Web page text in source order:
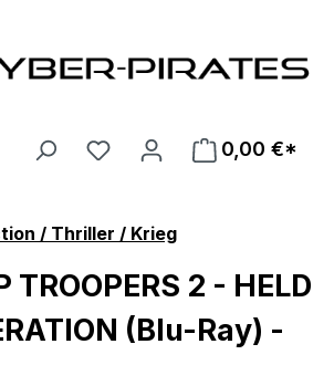
0,00 €*
/ Thriller / Krieg
TROOPERS 2 - HELD
(Blu-Ray) -